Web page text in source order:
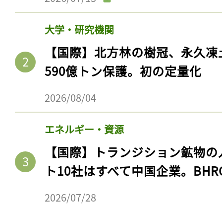
大学・研究機関
【国際】北方林の樹冠、永久
590億トン保護。初の定量化
2026/08/04
エネルギー・資源
【国際】トランジション鉱物
ト10社はすべて中国企業。
2026/07/28